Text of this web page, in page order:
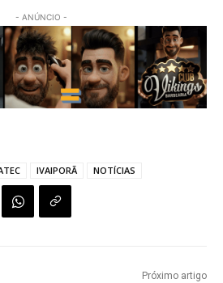
- ANÚNCIO -
IVAIPORÃ NOTÍCIAS
Próximo artigo